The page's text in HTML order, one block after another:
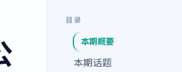
目录
本期概要
本期话题